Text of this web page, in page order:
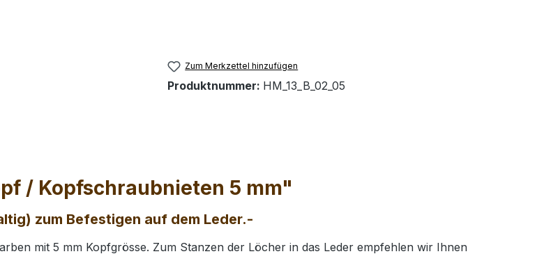
Zum Merkzettel hinzufügen
Produktnummer: HM_13_B_02_05
/ Kopfschraubnieten 5 mm"
zum Befestigen auf dem Leder.-
mit 5 mm Kopfgrösse. Zum Stanzen der Löcher in das Leder empfehlen wir Ihnen